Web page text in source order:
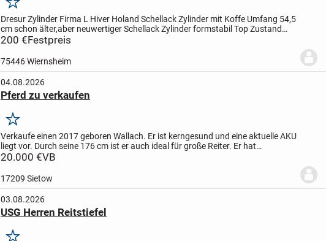
Merken
Dresur Zylinder Firma L Hiver Holand Schellack Zylinder mit Koffe Umfang 54,5
cmschon älter,aber neuwertiger Schellack Zylinderformstabil Top Zustand
Neupreis 1,500 DM
200 €Festpreis
75446 Wiernsheim
04.08.2026
Pferd zu verkaufen
Merken
Verkaufe einen 2017 geboren Wallach. Er ist kerngesund und eine aktuelle AKU
liegt vor. Durch seine 176 cm ist er auch ideal für große Reiter. Er hat
Springprüfungen der Klasse L gewonnen und etliche...
20.000 €VB
17209 Sietow
03.08.2026
USG Herren Reitstiefel